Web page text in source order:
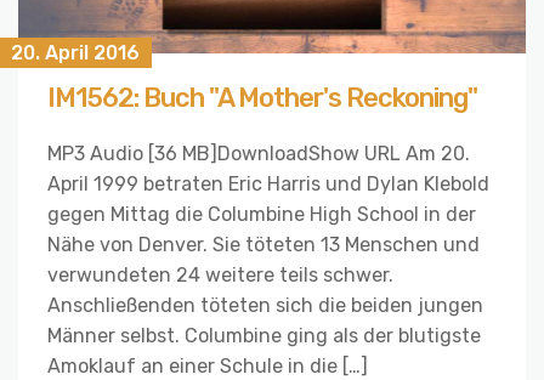
20. April 2016
IM1562: Buch "A Mother's Reckoning"
MP3 Audio [36 MB]DownloadShow URL Am 20.
April 1999 betraten Eric Harris und Dylan Klebold
gegen Mittag die Columbine High School in der
Nähe von Denver. Sie töteten 13 Menschen und
verwundeten 24 weitere teils schwer.
Anschließenden töteten sich die beiden jungen
Männer selbst. Columbine ging als der blutigste
Amoklauf an einer Schule in die […]